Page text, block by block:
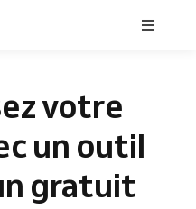
votre
un outil
gratuit